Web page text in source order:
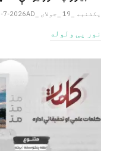
یکشنبه _19 _جولای _2026AH 19-7-2026AD
نور یی ولوله